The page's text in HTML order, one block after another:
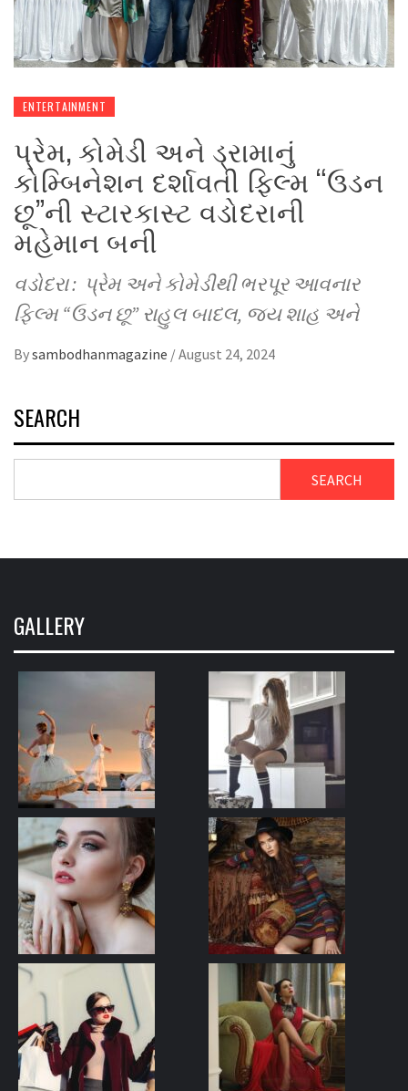
ENTERTAINMENT
પ્રેમ, કોમેડી અને ડ્રામાનું
કોમ્બિનેશન દર્શાવતી ફિલ્મ “ઉડન
છૂ”ની સ્ટારકાસ્ટ વડોદરાની
મહેમાન બની
વડોદરા : પ્રેમ અને કોમેડીથી ભરપૂર આવનાર
ફિલ્મ “ઉડન છૂ” રાહુલ બાદલ, જય શાહ અને
Bysambodhanmagazine /August 24, 2024
SEARCH
SEARCH
GALLERY